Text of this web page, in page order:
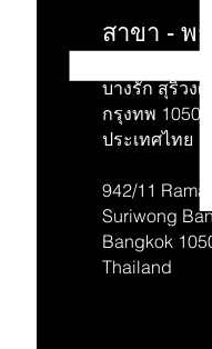
สาขา - พ
บางรัก สุริวงศ์
กรุงทพ 10500
ประเทศไทย
942/11 Rama
Suriwong
Bangkok
Thailand